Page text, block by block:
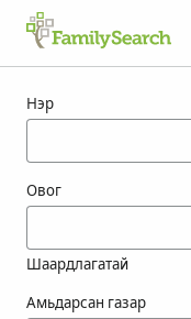
Нэр
Овог
Шаардлагатай
Амьдарсан газар